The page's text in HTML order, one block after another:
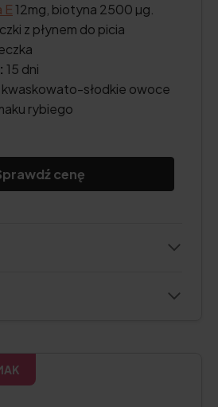
E12mg, biotyna 2500 µg.
z płynem do picia
15 dni
słodkie owoce
rybiego
cenę